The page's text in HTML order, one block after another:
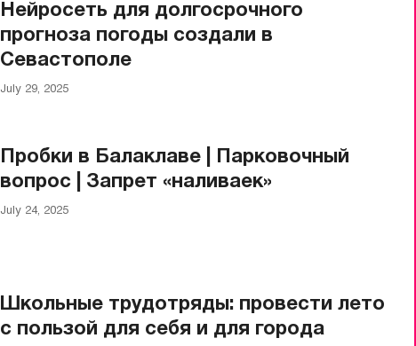
Нейросеть для долгосрочного
прогноза погоды создали в
Севастополе
July 29, 2025
Пробки в Балаклаве | Парковочный
вопрос | Запрет «наливаек»
July 24, 2025
Школьные трудотряды: провести лето
с пользой для себя и для города